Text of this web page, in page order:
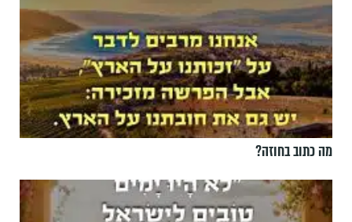
מה כתוב בחוזה?